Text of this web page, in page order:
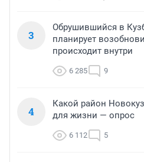
3
Обрушившийся в
планирует
происходит внутри
6 285 9
4
Какой район
для жизни — опрос
6 112 5